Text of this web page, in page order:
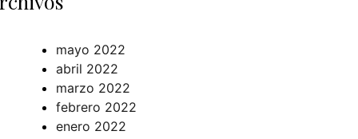
mayo 2022
abril 2022
marzo 2022
febrero 2022
enero 2022